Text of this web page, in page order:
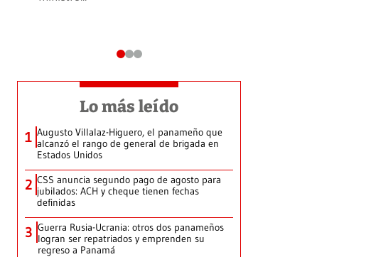
Lo más leído
1 Augusto Villalaz-Higuero, el panameño que
alcanzó el rango de general de brigada en
Estados Unidos
2 CSS anuncia segundo pago de agosto para
jubilados: ACH y cheque tienen fechas
definidas
3 Guerra Rusia-Ucrania: otros dos panameños
logran ser repatriados y emprenden su
regreso a Panamá